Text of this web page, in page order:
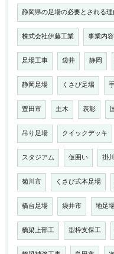
静岡県の足場の必要とされる理
株式会社伊藤工業 事業内容
足場工事 袋井 静岡
静岡足場 くさび足場
豊田市 土木 表彰
吊り足場 クイックデッキ
スタジアム 仮囲い 掛
菊川市 くさび式本足場
橋台足場 袋井市 地足
橋梁上部工 型枠支保工